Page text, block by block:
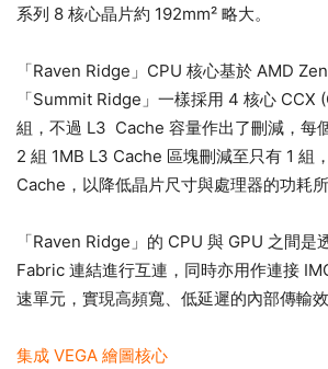
系列 8 核心晶片約 192mm² 略大。
「Raven Ridge」CPU 核心基於 AMD
「Summit Ridge」一樣採用 4 核心 CCX
組，不過 L3 Cache 容量作出了刪減，每
2 組 1MB L3 Cache 區塊刪減至只有 1 組
Cache，以降低晶片尺寸與處理器的功耗所
「Raven Ridge」的 CPU 與 GPU 之間
Fabric 連結進行互連，同時亦用作連接
速單元，實現高頻寬、低延遲的內部傳輸效
集成 VEGA 繪圖核心